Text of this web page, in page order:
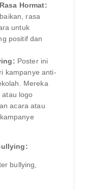
Hormat:
rasa
untuk
positif dan
Poster ini
kampanye anti-
Mereka
atau logo
acara atau
bullying,